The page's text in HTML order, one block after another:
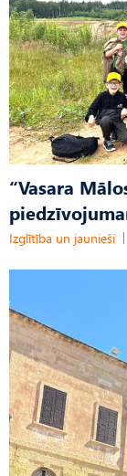
“Vasara
Izglītība un jaunieši